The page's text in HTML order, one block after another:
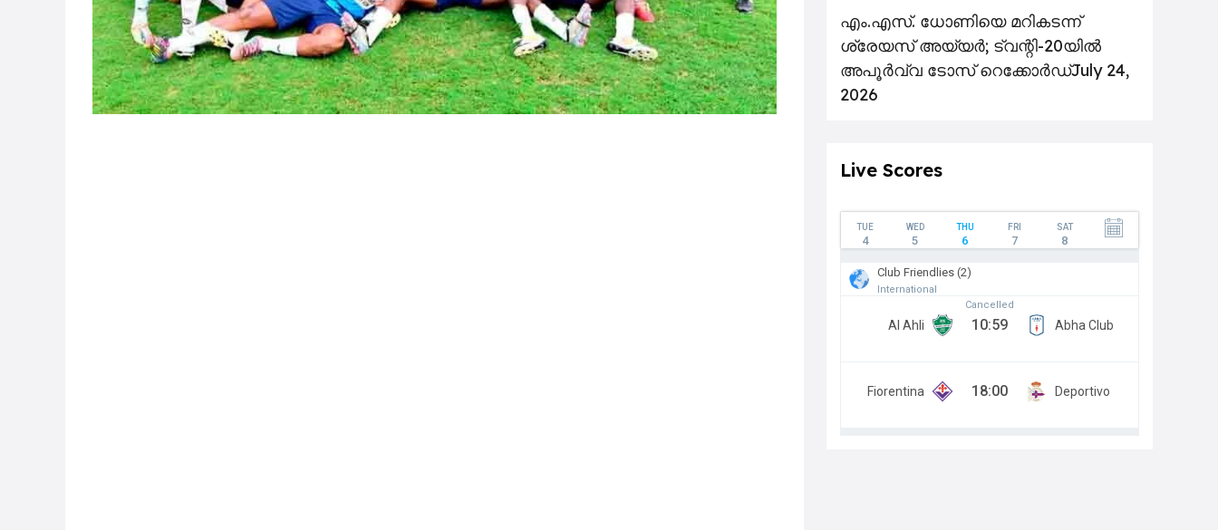
എം.എസ്. ധോണിയെ മറികടന്ന്
ശ്രേയസ് അയ്യർ; ട്വന്റി-20യിൽ
അപൂർവ്വ ടോസ് റെക്കോർഡ്July 24,
2026
Live Scores
TUE
4
WED
5
THU
6
FRI
7
SAT
8
Club Friendlies (2)
International
Al Ahli
Cancelled
10:59 Abha Club
Fiorentina 18:00 Deportivo